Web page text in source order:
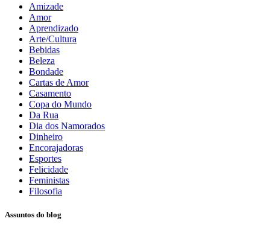
Amizade
Amor
Aprendizado
Arte/Cultura
Bebidas
Beleza
Bondade
Cartas de Amor
Casamento
Copa do Mundo
Da Rua
Dia dos Namorados
Dinheiro
Encorajadoras
Esportes
Felicidade
Feministas
Filosofia
Assuntos do blog